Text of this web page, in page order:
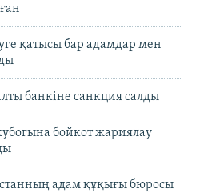
қатысы бар адамдар мен
банкіне санкция салды
бойкот жариялау
адам құқығы бюросы